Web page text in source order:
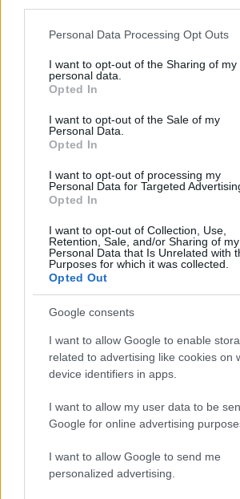
Please note that this website/app uses
not limited to your visit or usage
grant or deny consent to Google and its
use your data for below specified
consent section.
Personal Data Processing Opt Outs
I want to opt-out of the Sharing of my
personal data.
Opted In
I want to opt-out of the Sale of my
Personal Data.
Opted In
I want to opt-out of processing my
Personal Data for Targeted
Opted In
I want to opt-out of Collection, Use,
Retention, Sale, and/or Sharing of my
Personal Data that Is Unrelated with
Purposes for which it was collected.
Opted Out
Google consents
I want to allow Google to enable
related to advertising like cookies on
device identifiers in apps.
I want to allow my user data to be
Google for online advertising
I want to allow Google to send me
personalized advertising.
Petrolio in calo: Brent a 88.9 dollari,
materie prime
Andrea Innocenti · 6 Ago 2026
NEWS